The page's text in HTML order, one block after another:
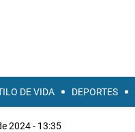
DE VIDA DEPORTES
2024 - 13:35